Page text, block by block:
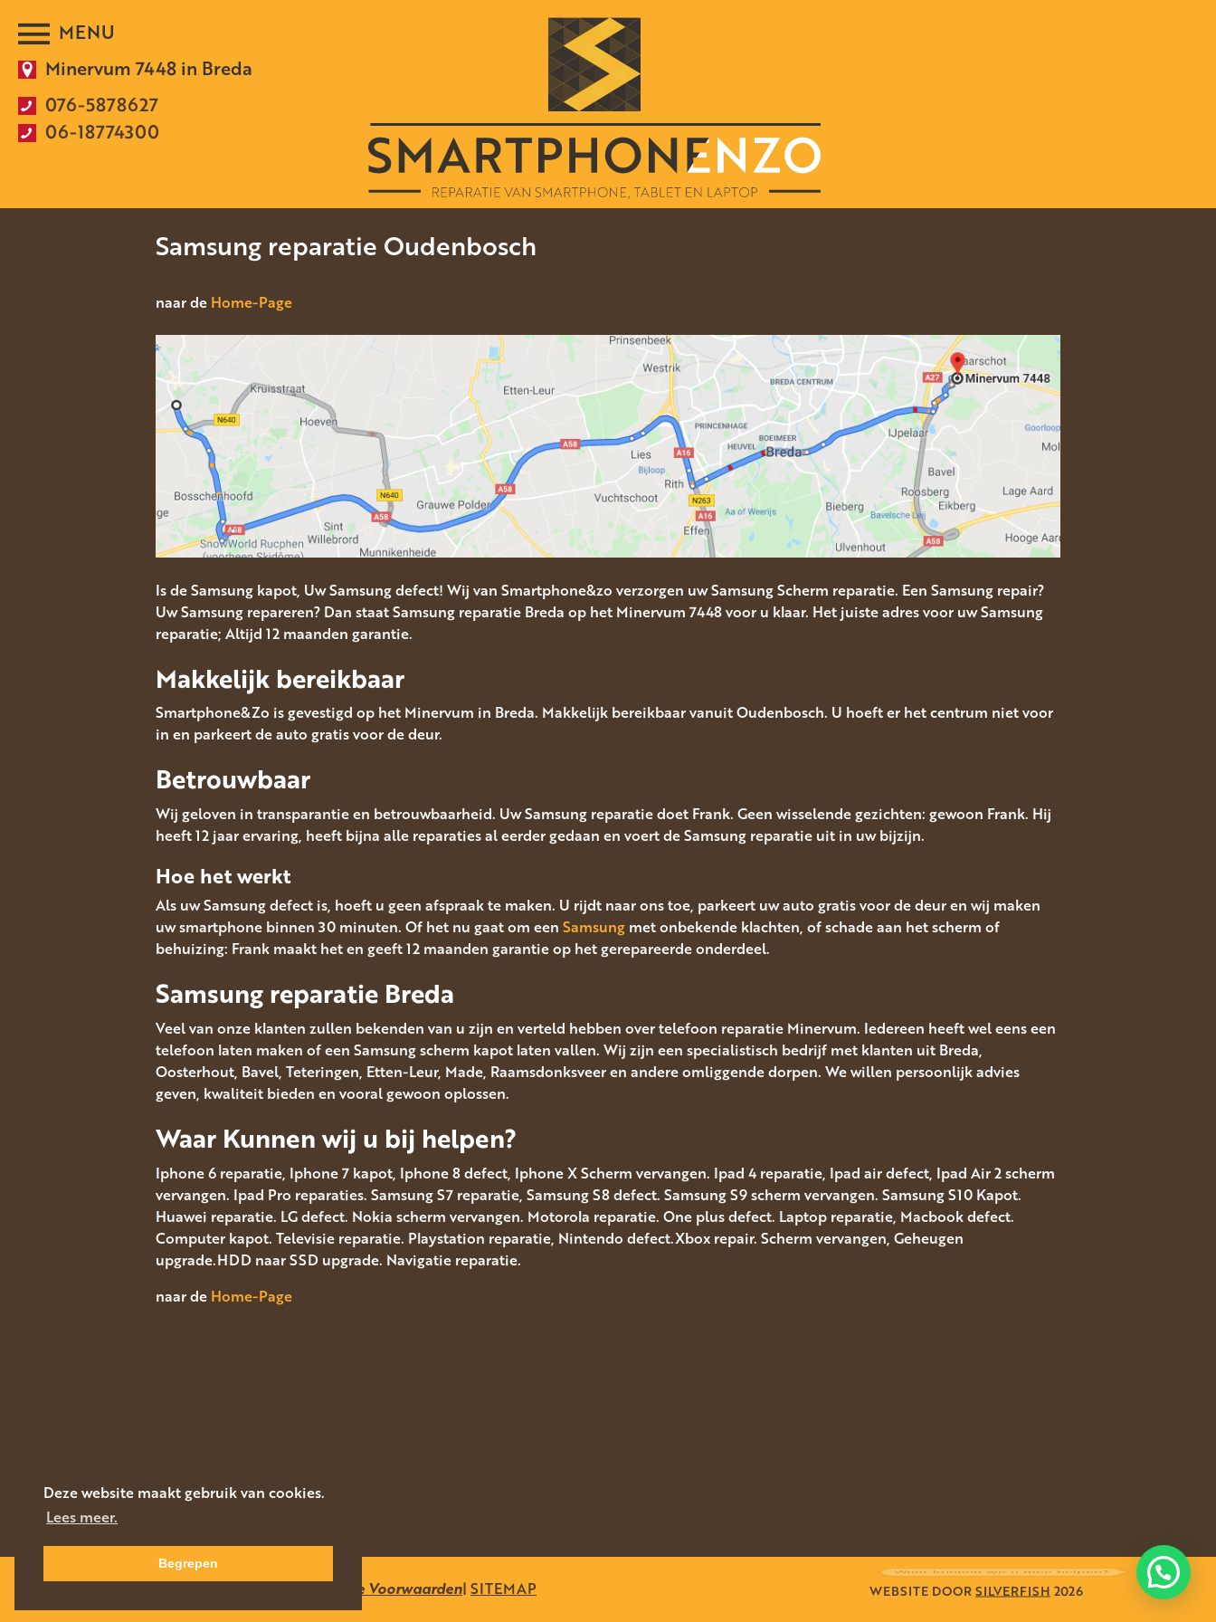
Deze website maakt gebruik van cookies.
Lees meer.
Begrepen
Minervum 7448 in Breda
076-5878627
06-18774300
Samsung reparatie Oudenbosch
naar de Home-Page
Is de Samsung kapot, Uw Samsung defect! Wij van Smartphone&zo verzorgen uw Samsung Scherm reparatie. Een Samsung repair?
Uw Samsung repareren? Dan staat Samsung reparatie Breda op het Minervum 7448 voor u klaar. Het juiste adres voor uw Samsung
reparatie; Altijd 12 maanden garantie.
Makkelijk bereikbaar
Smartphone&Zo is gevestigd op het Minervum in Breda. Makkelijk bereikbaar vanuit Oudenbosch. U hoeft er het centrum niet voor
in en parkeert de auto gratis voor de deur.
Betrouwbaar
Wij geloven in transparantie en betrouwbaarheid. Uw Samsung reparatie doet Frank. Geen wisselende gezichten: gewoon Frank. Hij
heeft 12 jaar ervaring, heeft bijna alle reparaties al eerder gedaan en voert de Samsung reparatie uit in uw bijzijn.
Hoe het werkt
Als uw Samsung defect is, hoeft u geen afspraak te maken. U rijdt naar ons toe, parkeert uw auto gratis voor de deur en wij maken
uw smartphone binnen 30 minuten. Of het nu gaat om een Samsung met onbekende klachten, of schade aan het scherm of
behuizing: Frank maakt het en geeft 12 maanden garantie op het gerepareerde onderdeel.
Samsung reparatie Breda
Veel van onze klanten zullen bekenden van u zijn en verteld hebben over telefoon reparatie Minervum. Iedereen heeft wel eens een
telefoon laten maken of een Samsung scherm kapot laten vallen. Wij zijn een specialistisch bedrijf met klanten uit Breda,
Oosterhout, Bavel, Teteringen, Etten-Leur, Made, Raamsdonksveer en andere omliggende dorpen. We willen persoonlijk advies
geven, kwaliteit bieden en vooral gewoon oplossen.
Waar Kunnen wij u bij helpen?
Iphone 6 reparatie, Iphone 7 kapot, Iphone 8 defect, Iphone X Scherm vervangen. Ipad 4 reparatie, Ipad air defect, Ipad Air 2 scherm
vervangen. Ipad Pro reparaties. Samsung S7 reparatie, Samsung S8 defect. Samsung S9 scherm vervangen. Samsung S10 Kapot.
Huawei reparatie. LG defect. Nokia scherm vervangen. Motorola reparatie. One plus defect. Laptop reparatie, Macbook defect.
Computer kapot. Televisie reparatie. Playstation reparatie, Nintendo defect.Xbox repair. Scherm vervangen, Geheugen
upgrade.HDD naar SSD upgrade. Navigatie reparatie.
naar de Home-Page
PRIVACY STATEMENT|Algemene Voorwaarden| SITEMAP WEBSITE DOORSILVERFISH 2026
Waar kunnen we u mee helpen?